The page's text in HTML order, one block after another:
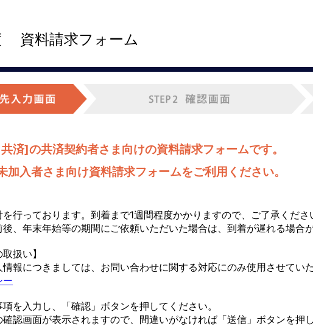
資料請求フォーム
済]の共済契約者さま向けの資料請求フォームです。
加入者さま向け資料請求フォームをご利用ください。
行っております。到着まで1週間程度かかりますので、ご了承くださ
、年末年始等の期間にご依頼いただいた場合は、到着が遅れる場合が
扱い】
報につきましては、お問い合わせに関する対応にのみ使用させていた
ー
を入力し、「確認」ボタンを押してください。
認画面が表示されますので、間違いがなければ「送信」ボタンを押し